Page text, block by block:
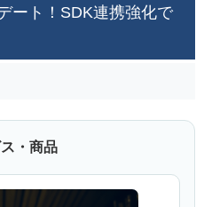
ート！SDK連携強化で
・商品